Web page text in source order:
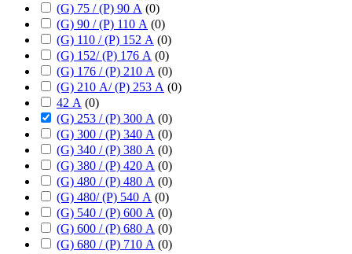
(G) 75 / (P) 90 А (0)
(G) 90 / (P) 110 А (0)
(G) 110 / (P) 152 А (0)
(G) 152/ (P) 176 А (0)
(G) 176 / (P) 210 А (0)
(G) 210 А/ (P) 253 А (0)
42 А (0)
(G) 253 / (P) 300 А (0)
(G) 300 / (P) 340 А (0)
(G) 340 / (P) 380 А (0)
(G) 380 / (P) 420 А (0)
(G) 480 / (P) 480 А (0)
(G) 480/ (P) 540 А (0)
(G) 540 / (P) 600 А (0)
(G) 600 / (P) 680 А (0)
(G) 680 / (P) 710 А (0)